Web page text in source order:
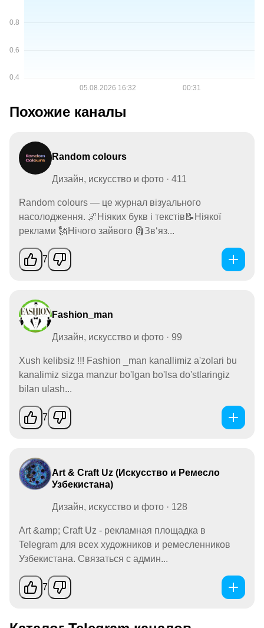
Похожие каналы
Random colours
Дизайн, искусство и фото · 411
Random colours — це журнал візуального
насолодження. 🌌Ніяких букв і текстів📝Ніякої
реклами 🗽Нічого зайвого 🗿Зв‘яз...
7
Fashion_man
Дизайн, искусство и фото · 99
Xush kelibsiz !!! Fashion _man kanallimiz a'zolari bu
kanalimiz sizga manzur bo'lgan bo'lsa do'stlaringiz
bilan ulash...
7
Art & Craft Uz (Искусство и Ремесло
Узбекистана)
Дизайн, искусство и фото · 128
Art &amp; Craft Uz - рекламная площадка в
Telegram для всех художников и ремесленников
Узбекистана. Связаться с админ...
7